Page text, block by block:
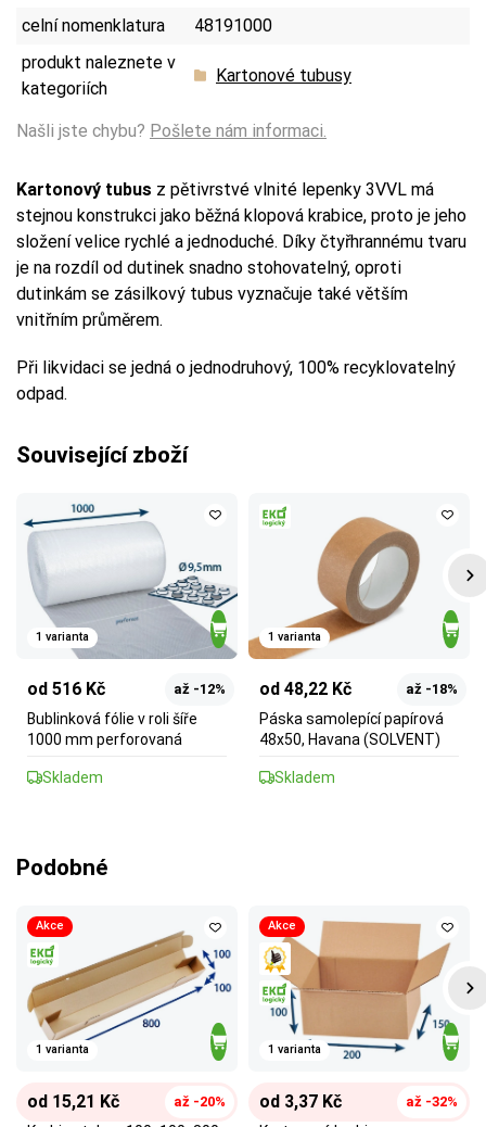
celní nomenklatura
48191000
produkt naleznete v
kategoriích
Kartonové tubusy
Našli jste chybu? Pošlete nám informaci.
Kartonový tubus z pětivrstvé vlnité lepenky 3VVL má
stejnou konstrukci jako běžná klopová krabice, proto je jeho
složení velice rychlé a jednoduché. Díky čtyřhrannému tvaru
je na rozdíl od dutinek snadno stohovatelný, oproti
dutinkám se zásilkový tubus vyznačuje také větším
vnitřním průměrem.
Při likvidaci se jedná o jednodruhový, 100% recyklovatelný
odpad.
Související zboží
1 varianta
od 516 Kč až -12%
Bublinková fólie v roli šíře
1000 mm perforovaná
Skladem
1 varianta
od 48,22 Kč až -18%
Páska samolepící papírová
48x50, Havana (SOLVENT)
Skladem
Podobné
Akce
1 varianta
od 15,21 Kč až -20%
Akce
1 varianta
od 3,37 Kč až -32%